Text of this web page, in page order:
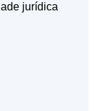
jurídica